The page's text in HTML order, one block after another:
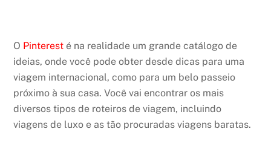
O Pinterest é na realidade um grande catálogo de
ideias, onde você pode obter desde dicas para uma
viagem internacional, como para um belo passeio
próximo à sua casa. Você vai encontrar os mais
diversos tipos de roteiros de viagem, incluindo
viagens de luxo e as tão procuradas viagens baratas.